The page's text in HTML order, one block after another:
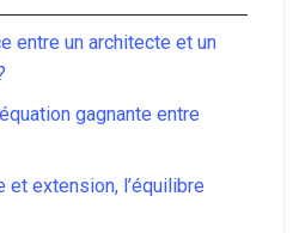
entre un architecte et un
gagnante entre
et extension, l’équilibre